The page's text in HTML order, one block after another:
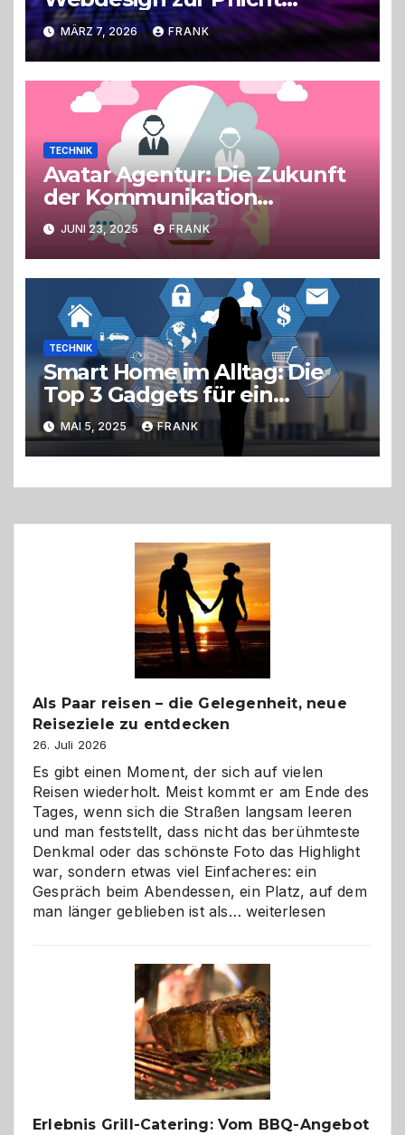
geworden ist
MÄRZ 7, 2026 FRANK
TECHNIK
Avatar Agentur: Die Zukunft
der Kommunikation
gestalten
JUNI 23, 2025 FRANK
TECHNIK
Smart Home im Alltag: Die
Top 3 Gadgets für ein
einfacheres Leben
MAI 5, 2025 FRANK
Als Paar reisen – die Gelegenheit, neue
Reiseziele zu entdecken
26. Juli 2026
Es gibt einen Moment, der sich auf vielen
Reisen wiederholt. Meist kommt er am Ende des
Tages, wenn sich die Straßen langsam leeren
und man feststellt, dass nicht das berühmteste
Denkmal oder das schönste Foto das Highlight
war, sondern etwas viel Einfacheres: ein
Gespräch beim Abendessen, ein Platz, auf dem
man länger geblieben ist als… Als
–
die
Gelegenheit,
neue
Reiseziele
zu
entdecken
weiterlesen
Erlebnis Grill-Catering: Vom BBQ-Angebot